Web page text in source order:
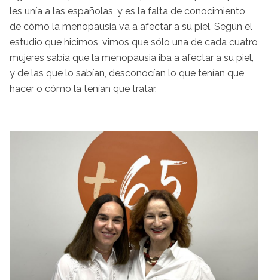
les unía a las españolas, y es la falta de conocimiento
de cómo la menopausia va a afectar a su piel. Según el
estudio que hicimos, vimos que sólo una de cada cuatro
mujeres sabía que la menopausia iba a afectar a su piel,
y de las que lo sabían, desconocían lo que tenían que
hacer o cómo la tenían que tratar.